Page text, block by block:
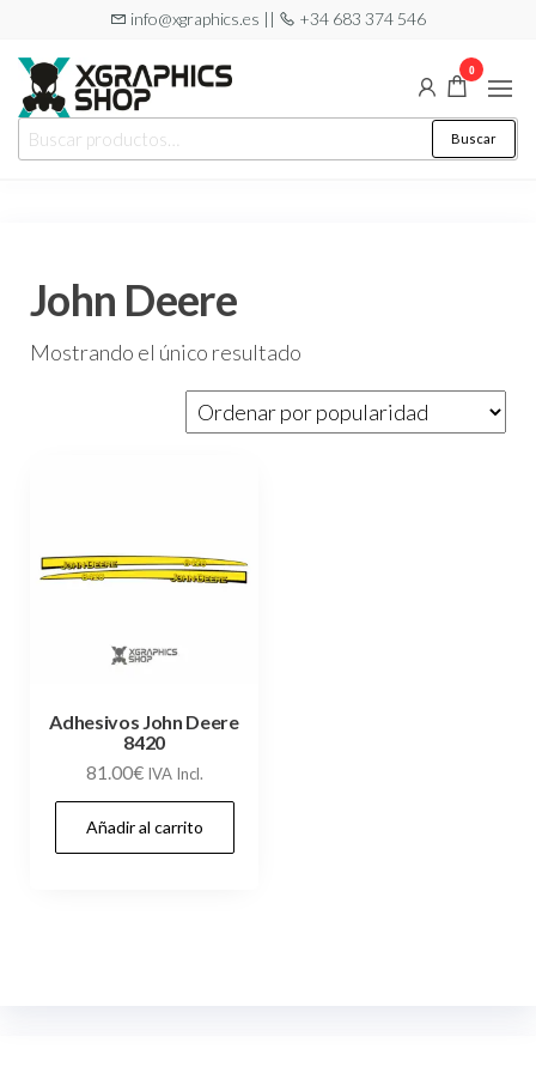
contenido
info@xgraphics.es || +34 683 374 546
XGRAPHICS
SHOP
Tu tienda
de
pegatinas
por:
Buscar
0
John Deere
Mostrando el único resultado
Adhesivos John Deere
8420
81.00€ IVA Incl.
Añadir al carrito